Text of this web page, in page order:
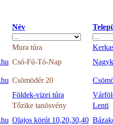
Név
Mura túra
Csó-Fú-Tó-Nap
Csömödér 20
Földek-vizei túra
Tőzike tanösvény
Lenti
Olajos körút 10,20,30,40